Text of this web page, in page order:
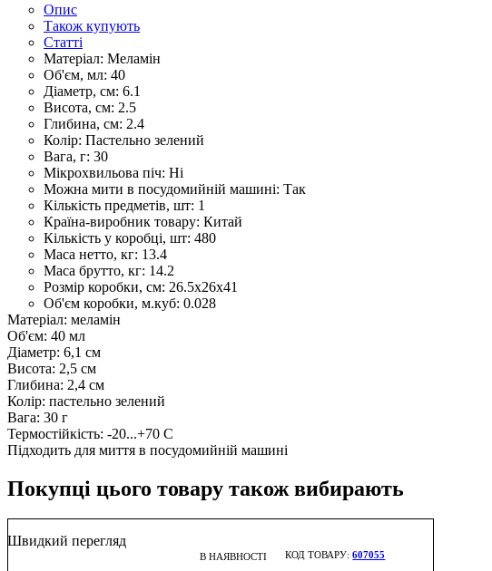
Опис
Також купують
Статті
Матеріал: Меламін
Об'єм, мл: 40
Діаметр, см: 6.1
Висота, см: 2.5
Глибина, см: 2.4
Колір: Пастельно зелений
Вага, г: 30
Мікрохвильова піч: Ні
Можна мити в посудомийній машині: Так
Кількість предметів, шт: 1
Країна-виробник товару: Китай
Кількість у коробці, шт: 480
Маса нетто, кг: 13.4
Маса брутто, кг: 14.2
Розмір коробки, см: 26.5х26х41
Об'єм коробки, м.куб: 0.028
Матеріал: меламін
Об'єм: 40 мл
Діаметр: 6,1 см
Висота: 2,5 см
Глибина: 2,4 см
Колір: пастельно зелений
Вага: 30 г
Термостійкість: -20...+70 С
Підходить для миття в посудомийній машині
Покупці цього товару також вибирають
Швидкий перегляд
В НАЯВНОСТІ 607055